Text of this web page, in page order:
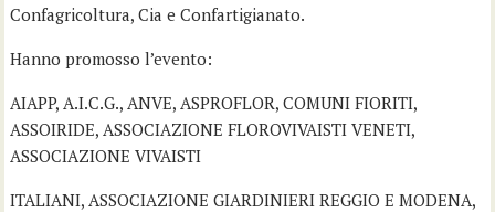
Confagricoltura, Cia e Confartigianato.
Hanno promosso l’evento:
AIAPP, A.I.C.G., ANVE, ASPROFLOR, COMUNI FIORITI,
ASSOIRIDE, ASSOCIAZIONE FLOROVIVAISTI VENETI,
ASSOCIAZIONE VIVAISTI
ITALIANI, ASSOCIAZIONE GIARDINIERI REGGIO E MODENA,